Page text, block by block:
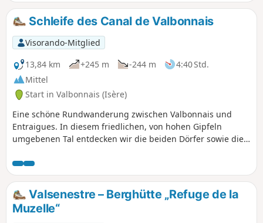
Schleife des Canal de Valbonnais
Visorando-Mitglied
13,84 km
+245 m -244 m
4:40 Std.
Mittel
Start in Valbonnais (Isère)
Eine schöne Rundwanderung zwischen Valbonnais und
Entraigues. In diesem friedlichen, von hohen Gipfeln
umgebenen Tal entdecken wir die beiden Dörfer sowie die
Valsenestre – Berghütte „Refuge de la
Muzelle“